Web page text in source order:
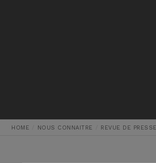
HOME NOUS CONNAITRE REVUE DE PRESSE